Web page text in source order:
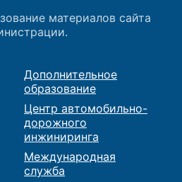
материалов сайта
Дополнительное
образование
Центр автомобильно-
дорожного
инжиниринга
Международная
служба